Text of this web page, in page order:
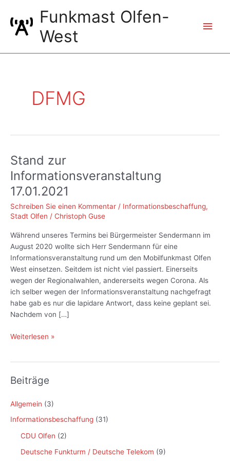
Inhalt
springen
Funkmast Olfen-
West
DFMG
Stand zur
Informationsveranstaltung
17.01.2021
Schreiben Sie einen Kommentar / Informationsbeschaffung,
Stadt Olfen / Christoph Guse
Während unseres Termins bei Bürgermeister Sendermann im
August 2020 wollte sich Herr Sendermann für eine
Informationsveranstaltung rund um den Mobilfunkmast Olfen
West einsetzen. Seitdem ist nicht viel passiert. Einerseits
wegen der Regionalwahlen, andererseits wegen Corona. Als
ich selber wegen der Informationsveranstaltung nachgefragt
habe gab es nur die lapidare Antwort, dass keine geplant sei.
Nachdem von […]
Stand
Weiterlesen »
Beiträge
Allgemein (3)
Informationsbeschaffung (31)
CDU Olfen (2)
Deutsche Funkturm / Deutsche Telekom (9)